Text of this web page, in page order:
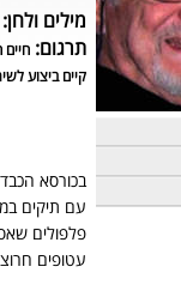
מילים ולחן:
תרגום:
קיים ביצוע
בכורסא
עם תיקים
פלפולים
עטופים